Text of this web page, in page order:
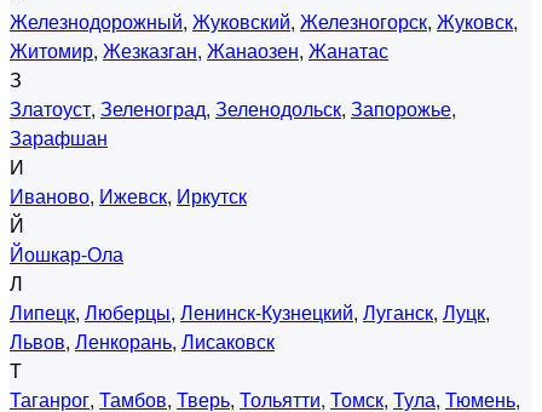
Железнодорожный, Жуковский, Железногорск, Жуковск,
Житомир, Жезказган, Жанаозен, Жанатас
З
Златоуст, Зеленоград, Зеленодольск, Запорожье,
Зарафшан
И
Иваново, Ижевск, Иркутск
Й
Йошкар-Ола
Л
Липецк, Люберцы, Ленинск-Кузнецкий, Луганск, Луцк,
Львов, Ленкорань, Лисаковск
Т
Таганрог, Тамбов, Тверь, Тольятти, Томск, Тула, Тюмень,